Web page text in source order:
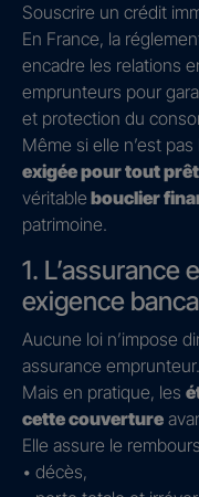
Souscrire un crédit
En France, la
encadre les relations
emprunteurs pour
et protection du
Même si elle n’est
exigée pour tout
véritable bouclier
patrimoine.
1. L’assurance
exigence
Aucune loi n’impose
assurance emprunteur.
Mais en pratique, les
cette couverture
Elle assure le
• décès,